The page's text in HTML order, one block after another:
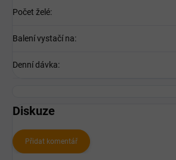
Počet želé:
Balení vystačí na:
Denní dávka:
Diskuze
Přidat komentář